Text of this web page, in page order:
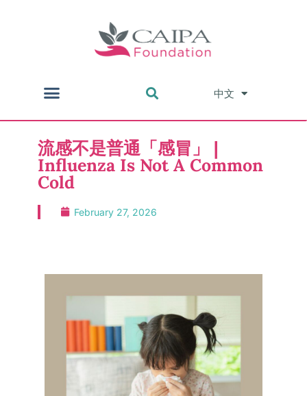
中文
English
流感不是普通「感冒」 |
Influenza Is Not A Common
Cold
February 27, 2026